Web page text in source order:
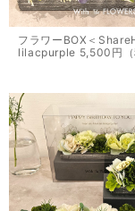
フラワーBOX＜
lilacpurple 5,500円（